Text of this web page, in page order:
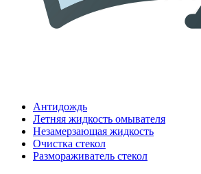
Антидождь
Летняя жидкость омывателя
Незамерзающая жидкость
Очистка стекол
Размораживатель стекол